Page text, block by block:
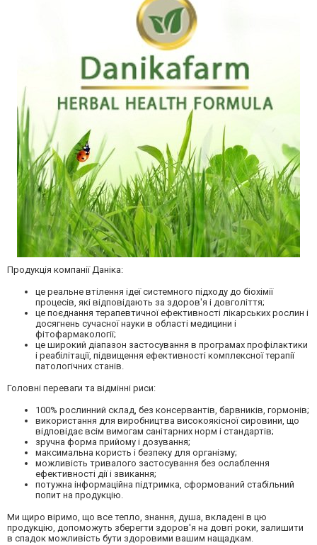
Продукція компанії Даніка:
це реальне втілення ідеї системного підходу до біохімії
процесів, які відповідають за здоров'я і довголіття;
це поєднання терапевтичної ефективності лікарських рослин і
досягнень сучасної науки в області медицини і
фітофармакології;
це широкий діапазон застосування в програмах профілактики
і реабілітації, підвищення ефективності комплексної терапії
патологічних станів.
Головні переваги та відмінні риси:
100% рослинний склад, без консервантів, барвників, гормонів;
використання для виробництва високоякісної сировини, що
відповідає всім вимогам санітарних норм і стандартів;
зручна форма прийому і дозування;
максимальна користь і безпеку для організму;
можливість тривалого застосування без ослаблення
ефективності дії і звикання;
потужна інформаційна підтримка, сформований стабільний
попит на продукцію.
Ми щиро віримо, що все тепло, знання, душа, вкладені в цю
продукцію, допоможуть зберегти здоров'я на довгі роки, залишити
в спадок можливість бути здоровими вашим нащадкам.